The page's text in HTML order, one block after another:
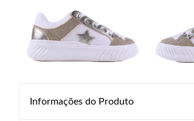
Informações do Produto